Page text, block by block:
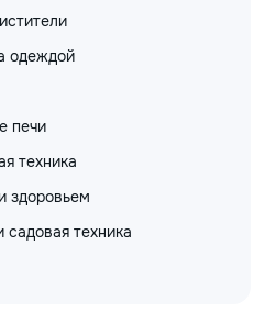
одеждой
печи
техника
здоровьем
садовая техника